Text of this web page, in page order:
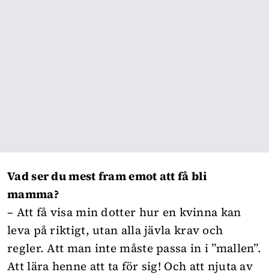
Vad ser du mest fram emot att få bli
mamma?
– Att få visa min dotter hur en kvinna kan
leva på riktigt, utan alla jävla krav och
regler. Att man inte måste passa in i ”mallen”.
Att lära henne att ta för sig! Och att njuta av